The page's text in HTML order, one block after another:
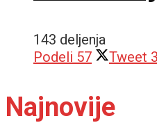
143 deljenja
Podeli 57 Tweet
Najnovije